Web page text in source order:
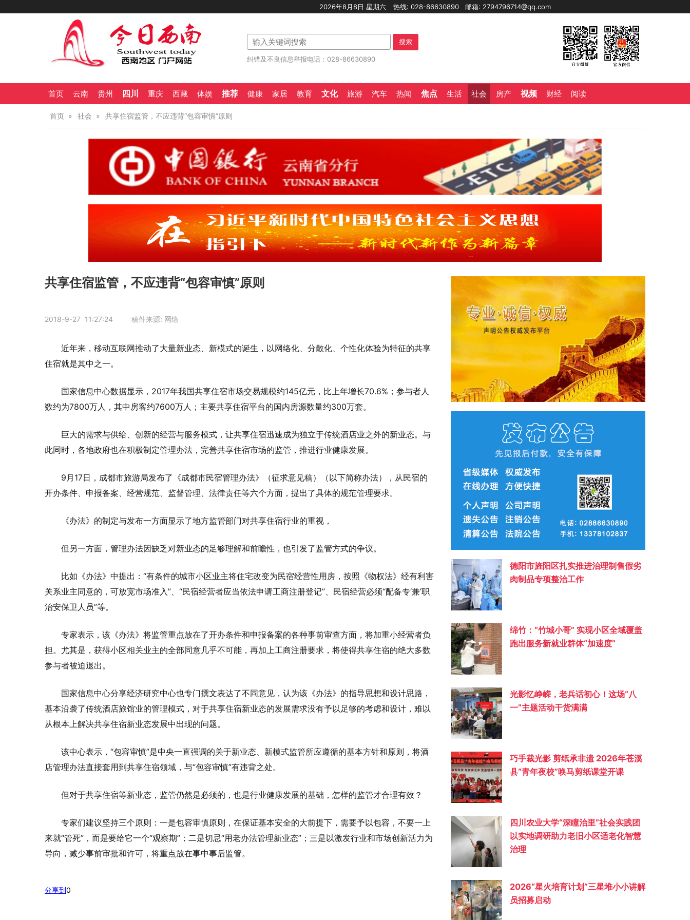
2026年8月8日 星期六 热线: 028-86630890 邮箱: 2794796714@qq.com
搜索
纠错及不良信息举报电话：028-86630890
首页 云南 贵州 四川 重庆 西藏 体娱 推荐 健康 家居 教育 文化 旅游 汽车 热闻 焦点 生活 社会 房产 视频 财经 阅读
首页 社会 共享住宿监管，不应违背“包容审慎”原则
共享住宿监管，不应违背“包容审慎”原则
2018-9-27 11:27:24 稿件来源: 网络
近年来，移动互联网推动了大量新业态、新模式的诞生，以网络化、分散化、个性化体验为特征的共享
住宿就是其中之一。
国家信息中心数据显示，2017年我国共享住宿市场交易规模约145亿元，比上年增长70.6%；参与者人
数约为7800万人，其中房客约7600万人；主要共享住宿平台的国内房源数量约300万套。
巨大的需求与供给、创新的经营与服务模式，让共享住宿迅速成为独立于传统酒店业之外的新业态。与
此同时，各地政府也在积极制定管理办法，完善共享住宿市场的监管，推进行业健康发展。
9月17日，成都市旅游局发布了《成都市民宿管理办法》（征求意见稿）（以下简称办法），从民宿的
开办条件、申报备案、经营规范、监督管理、法律责任等六个方面，提出了具体的规范管理要求。
《办法》的制定与发布一方面显示了地方监管部门对共享住宿行业的重视，
但另一方面，管理办法因缺乏对新业态的足够理解和前瞻性，也引发了监管方式的争议。
比如《办法》中提出：“有条件的城市小区业主将住宅改变为民宿经营性用房，按照《物权法》经有利害
关系业主同意的，可放宽市场准入”、“民宿经营者应当依法申请工商注册登记”、民宿经营必须“配备专‘兼’职
治安保卫人员”等。
专家表示，该《办法》将监管重点放在了开办条件和申报备案的各种事前审查方面，将加重小经营者负
担。尤其是，获得小区相关业主的全部同意几乎不可能，再加上工商注册要求，将使得共享住宿的绝大多数
参与者被迫退出。
国家信息中心分享经济研究中心也专门撰文表达了不同意见，认为该《办法》的指导思想和设计思路，
基本沿袭了传统酒店旅馆业的管理模式，对于共享住宿新业态的发展需求没有予以足够的考虑和设计，难以
从根本上解决共享住宿新业态发展中出现的问题。
该中心表示，“包容审慎”是中央一直强调的关于新业态、新模式监管所应遵循的基本方针和原则，将酒
店管理办法直接套用到共享住宿领域，与“包容审慎”有违背之处。
但对于共享住宿等新业态，监管仍然是必须的，也是行业健康发展的基础，怎样的监管才合理有效？
专家们建议坚持三个原则：一是包容审慎原则，在保证基本安全的大前提下，需要予以包容，不要一上
来就“管死”，而是要给它一个“观察期”；二是切忌“用老办法管理新业态”；三是以激发行业和市场创新活力为
导向，减少事前审批和许可，将重点放在事中事后监管。
分享到0
德阳市旌阳区扎实推进治理制售假劣
肉制品专项整治工作
绵竹：“竹城小哥” 实现小区全域覆盖
跑出服务新就业群体“加速度”
光影忆峥嵘，老兵话初心！这场“八
一”主题活动干货满满
巧手裁光影 剪纸承非遗 2026年苍溪
县“青年夜校”唤马剪纸课堂开课
四川农业大学“深瞳治里”社会实践团
以实地调研助力老旧小区适老化智慧
治理
2026“星火培育计划”三星堆小小讲解
员招募启动